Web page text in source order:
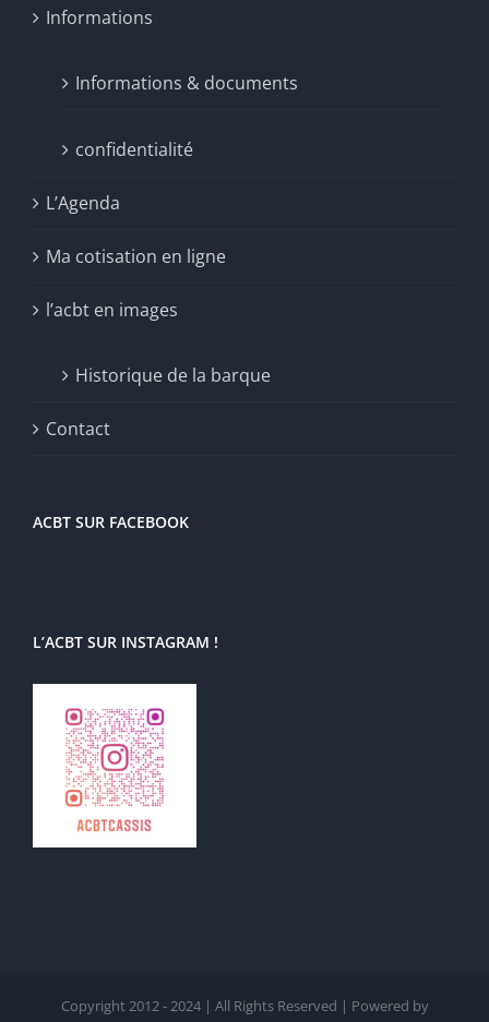
Informations
Informations & documents
confidentialité
L’Agenda
Ma cotisation en ligne
l’acbt en images
Historique de la barque
Contact
ACBT SUR FACEBOOK
L’ACBT SUR INSTAGRAM !
Copyright 2012 - 2024 | All Rights Reserved | Powered by